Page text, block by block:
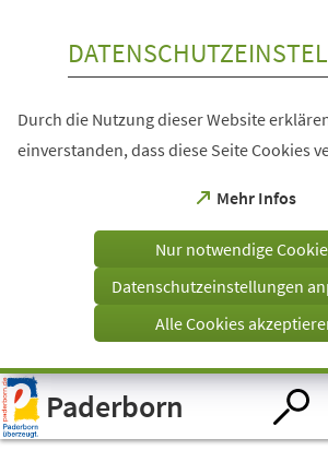
Visuelle
Assistenzsoftware
öffnen.
Durch die Nutzung dieser Website
einverstanden, dass diese Seite Cookies
Mehr Infos
(Öffnet
einem
Tab)
Nur notwendige
Datenschutzeinstellungen
Alle Cookies
Paderborn